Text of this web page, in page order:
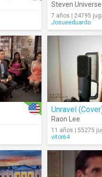
Steven Universe
7 años | 24795
Josueeduardo
Unravel
Raon Lee
11 años | 55275
vitor64